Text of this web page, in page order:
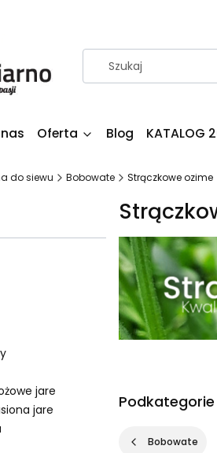
Oferta Blog KATALOG
do siewu Bobowate Strączkowe ozime
jare
jare
Podkategorie
Bobowate